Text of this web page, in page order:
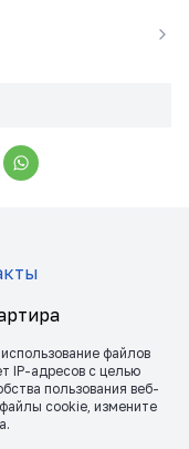
файлов
IP-адресов с целью
пользования веб-
сookie, измените